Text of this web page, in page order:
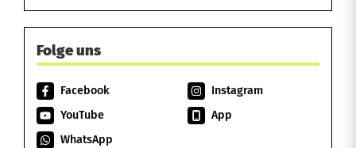
Folge uns
Facebook
Instagram
YouTube
App
WhatsApp